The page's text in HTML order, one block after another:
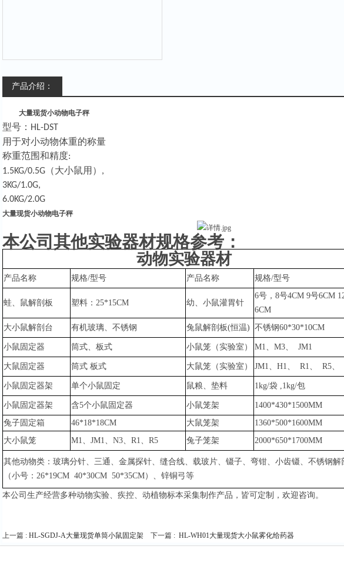
产品介绍：
大量现货小动物电子秤
型号： HL-DST
用于对小动物体重的称量
称重范围和精度:
1.5KG/0.5G （大小鼠用） ,
3KG/1.0G,
6.0KG/2.0G
大量现货小动物电子秤
本公司其他实验器材规格参考：
动物实验器材
产品名称 规格/型号 产品名称 规格/型号
蛙、鼠解剖板 塑料： 25*15CM 幼、小鼠灌胃针
6号，8号4CM 9号6CM
6CM
大小鼠解剖台
有机玻璃、不锈钢 兔鼠解剖板(恒温) 不锈钢60*30*10CM
小鼠固定器 筒式、板式 小鼠笼（实验室） M1、M3、 JM1
大鼠固定器 筒式 板式 大鼠笼（实验室） JM1、H1、 R1、 R5、
小鼠固定器架 单个小鼠固定 鼠粮、垫料 1kg/袋 ,1kg/包
小鼠固定器架 含5个小鼠固定器 小鼠笼架
1400*430*1500MM
兔子固定箱
46*18*18CM 大鼠笼架
1360*500*1600MM
大小鼠笼
M1、JM1、N3、R1、R5 兔子笼架 2000*650*1700MM
其他动物类：玻璃分针、三通、金属探针、缝合线、载玻片、镊子、弯钳、小齿镊、不锈钢解
（小号： 26*19CM 40*30CM 50*35CM）、锌铜弓等
本公司生产经营多种动物实验、疾控、动植物标本采集制作产品，皆可定制，欢迎咨询。
上一篇 : HL-SGDJ-A大量现货单筒小鼠固定架 下一篇 : HL-WH01大量现货大小鼠雾化给药器